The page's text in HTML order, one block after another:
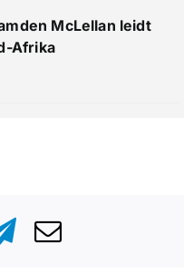
McLellan leidt
Afrika